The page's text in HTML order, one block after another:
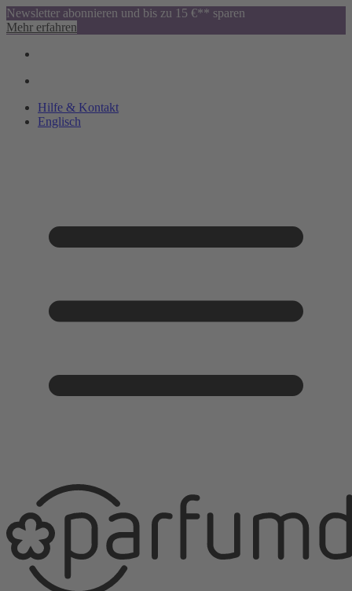
Newsletter abonnieren und bis zu 15 €** sparen
Mehr erfahren
Hilfe & Kontakt
Englisch